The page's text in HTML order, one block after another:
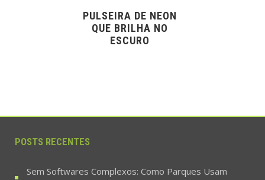
PULSEIRA DE NEON
QUE BRILHA NO
ESCURO
POSTS RECENTES
Sem Softwares Complexos: Como Parques Usam